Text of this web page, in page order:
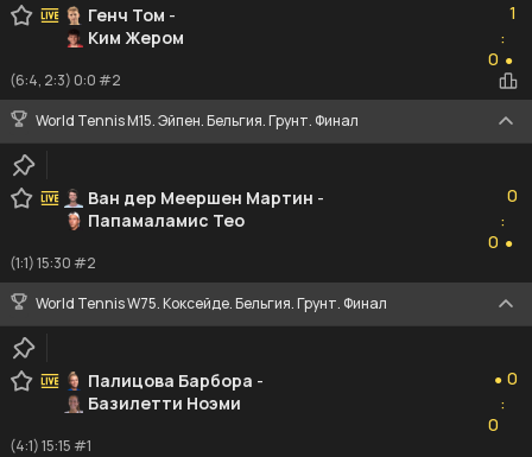
Генч Том -
Ким Жером
1
:
0 ●
(6:4, 2:3) 0:0 #2
World Tennis M15. Эйпен. Бельгия. Грунт. Финал
Ван дер Меершен Мартин -
Папамаламис Тео
0
:
0 ●
(1:1) 15:30 #2
World Tennis W75. Коксейде. Бельгия. Грунт. Финал
Палицова Барбора -
Базилетти Ноэми
● 0
:
0
(4:1) 15:15 #1